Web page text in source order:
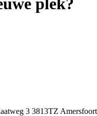
plek?
3 3813TZ Amersfoort